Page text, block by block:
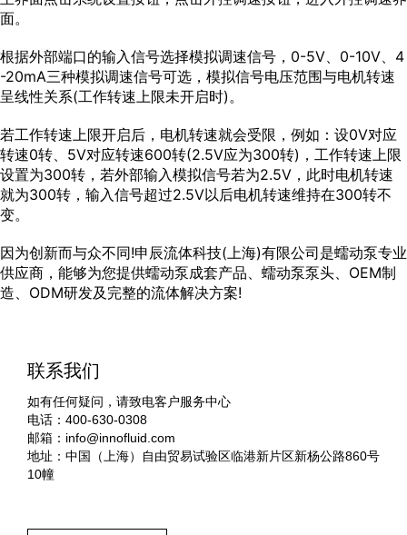
面。
根据外部端口的输入信号选择模拟调速信号，0-5V、0-10V、4
-20mA三种模拟调速信号可选，模拟信号电压范围与电机转速
呈线性关系(工作转速上限未开启时)。
若工作转速上限开启后，电机转速就会受限，例如：设0V对应
转速0转、5V对应转速600转(2.5V应为300转)，工作转速上限
设置为300转，若外部输入模拟信号若为2.5V，此时电机转速
就为300转，输入信号超过2.5V以后电机转速维持在300转不
变。
因为创新而与众不同!申辰流体科技(上海)有限公司是蠕动泵专业
供应商，能够为您提供蠕动泵成套产品、蠕动泵泵头、OEM制
造、ODM研发及完整的流体解决方案!
联系我们
如有任何疑问，请致电客户服务中心
电话：400-630-0308
邮箱： info@innofluid.com
地址：中国（上海）自由贸易试验区临港新片区新杨公路860号
10幢